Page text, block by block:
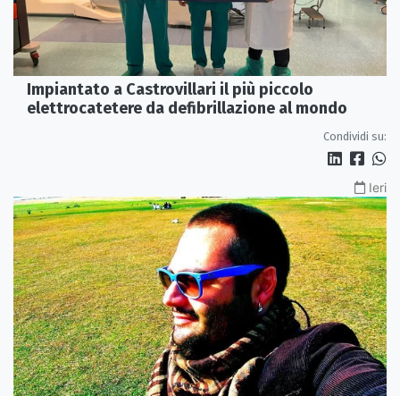
Impiantato a Castrovillari il più piccolo
elettrocatetere da defibrillazione al mondo
Condividi su:
Ieri